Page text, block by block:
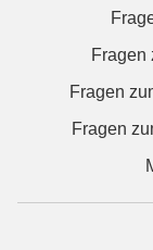
Fragen
Fragen
Fragen